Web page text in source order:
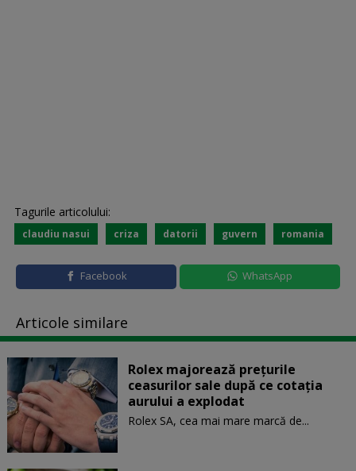
Tagurile articolului:
claudiu nasui criza datorii guvern romania
Facebook WhatsApp
Articole similare
Rolex majorează preţurile
ceasurilor sale după ce cotaţia
aurului a explodat
Rolex SA, cea mai mare marcă de...